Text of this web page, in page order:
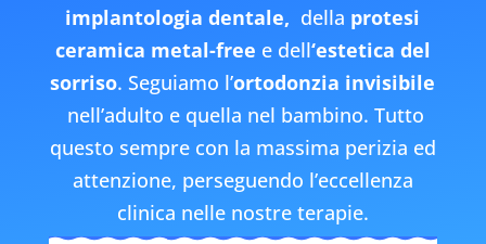
implantologia dentale, della protesi
ceramica metal-free e dell‘estetica del
sorriso. Seguiamo l’ortodonzia invisibile
nell’adulto e quella nel bambino. Tutto
questo sempre con la massima perizia ed
attenzione, perseguendo l’eccellenza
clinica nelle nostre terapie.